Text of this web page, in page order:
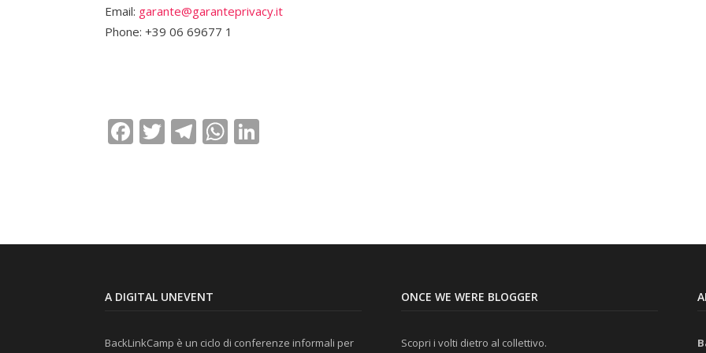
Email: garante@garanteprivacy.it
Phone: +39 06 69677 1
Facebook
Twitter
Telegram
WhatsApp
A DIGITAL UNEVENT
BackLinkCamp è un ciclo di conferenze informali per
ONCE WE WERE BLOGGER
Scopri i volti dietro al collettivo.